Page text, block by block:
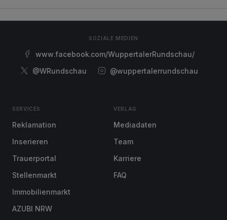
SOZIALE MEDIEN
www.facebook.com/WuppertalerRundschau/
@WRundschau
@wuppertalerrundschau
SERVICES
Reklamation
Inserieren
Trauerportal
Stellenmarkt
Immobilienmarkt
AZUBI NRW
VERLAG
Mediadaten
Team
Karriere
FAQ